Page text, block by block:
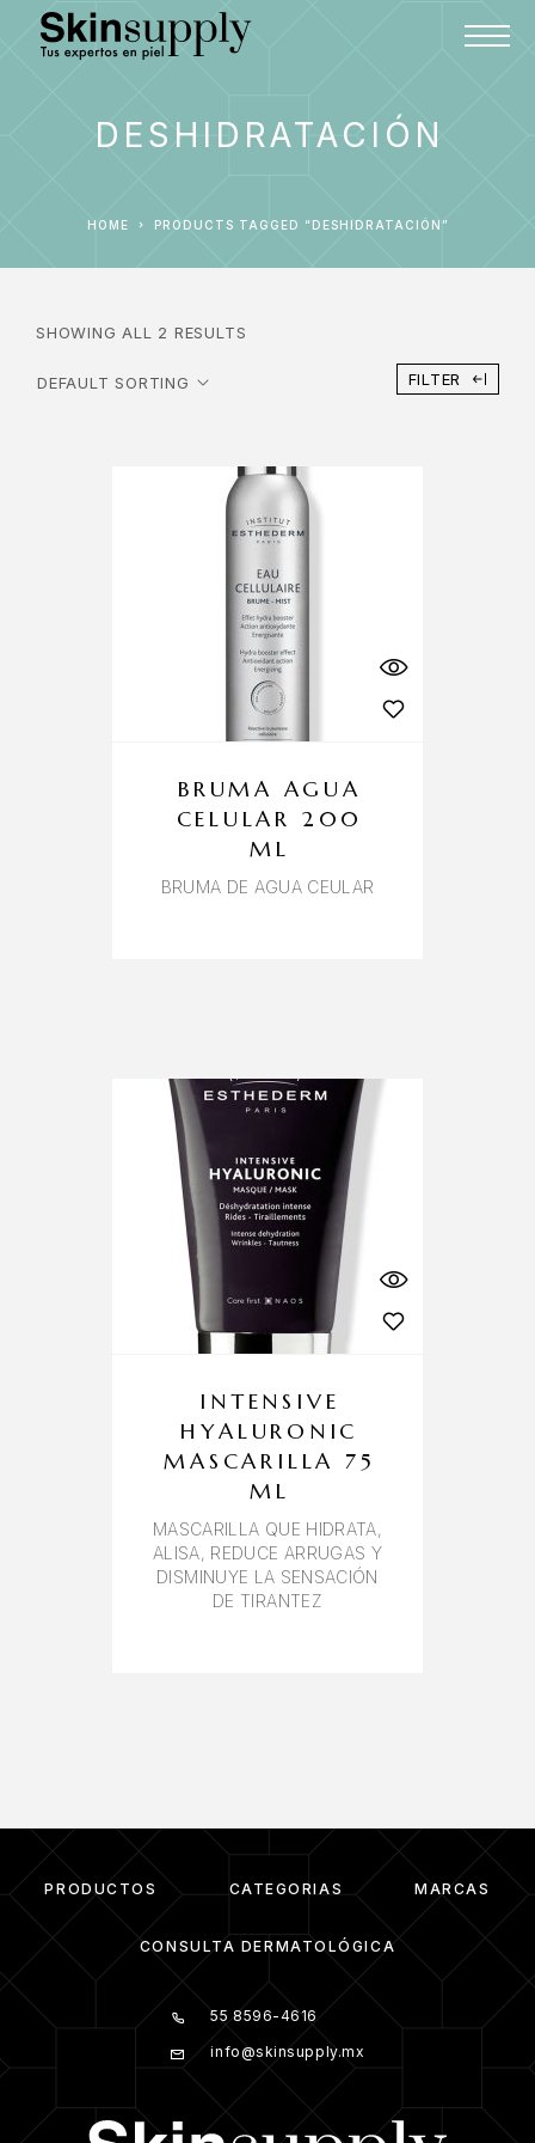
DESHIDRATACIÓN
HOME PRODUCTS TAGGED “DESHIDRATACIÓN”
SHOWING ALL 2 RESULTS
FILTER
BRUMA AGUA
CELULAR 200
ML
BRUMA DE AGUA CEULAR
INTENSIVE
HYALURONIC
MASCARILLA 75
ML
MASCARILLA QUE HIDRATA,
ALISA, REDUCE ARRUGAS Y
DISMINUYE LA SENSACIÓN
DE TIRANTEZ
PRODUCTOS CATEGORIAS MARCAS
CONSULTA DERMATOLÓGICA
55 8596-4616
info@skinsupply.mx